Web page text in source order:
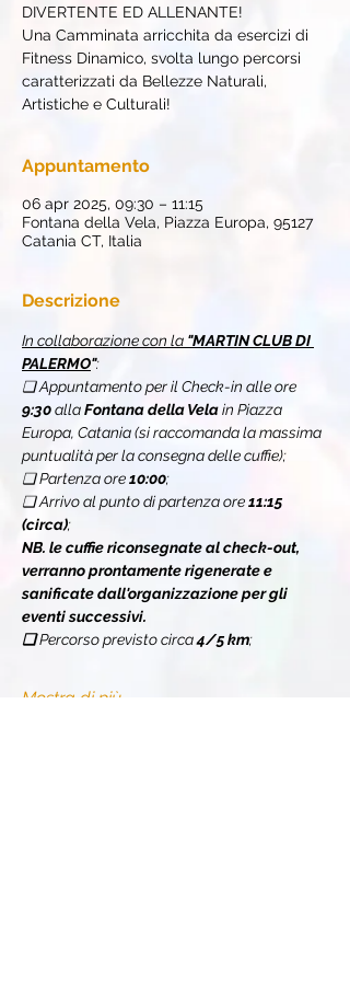
DIVERTENTE ED ALLENANTE!
Una Camminata arricchita da esercizi di
Fitness Dinamico, svolta lungo percorsi
caratterizzati da Bellezze Naturali,
Artistiche e Culturali!
Appuntamento
06 apr 2025, 09:30 – 11:15
Fontana della Vela, Piazza Europa, 95127
Catania CT, Italia
Descrizione
In collaborazione con la "MARTIN CLUB DI
PALERMO":
❏ Appuntamento per il Check-in alle ore
9:30 alla Fontana della Vela in Piazza
Europa, Catania (si raccomanda la massima
puntualità per la consegna delle cuffie);
❏ Partenza ore 10:00;
❏ Arrivo al punto di partenza ore 11:15
(circa);
NB. le cuffie riconsegnate al check-out,
verranno prontamente rigenerate e
sanificate dall'organizzazione per gli
eventi successivi.
❏ Percorso previsto circa 4/5 km;
Mostra di più